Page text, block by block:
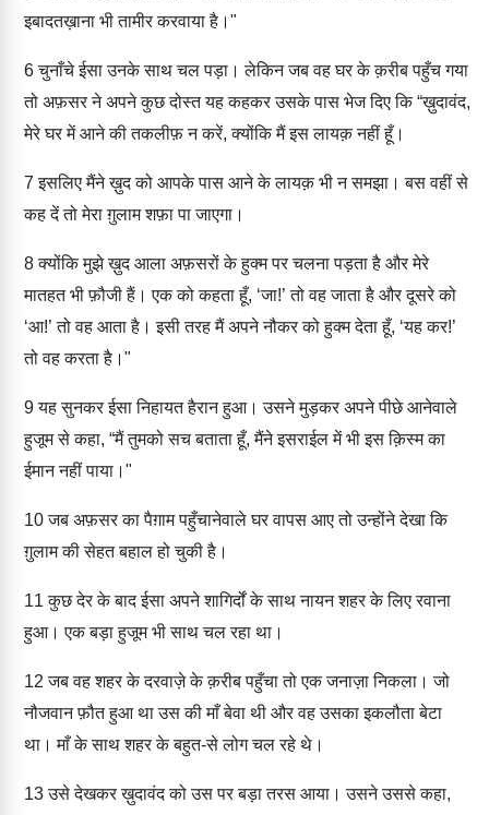
इबादतख़ाना भी तामीर करवाया है।"
6चुनाँचे ईसा उनके साथ चल पड़ा। लेकिन जब वह घर के क़रीब पहुँच गया
तो अफ़सर ने अपने कुछ दोस्त यह कहकर उसके पास भेज दिए कि “ख़ुदावंद,
मेरे घर में आने की तकलीफ़ न करें, क्योंकि मैं इस लायक़ नहीं हूँ।
7 इसलिए मैंने ख़ुद को आपके पास आने के लायक़ भी न समझा। बस वहीं से
कह दें तो मेरा ग़ुलाम शफ़ा पा जाएगा।
8क्योंकि मुझे ख़ुद आला अफ़सरों के हुक्म पर चलना पड़ता है और मेरे
मातहत भी फ़ौजी हैं। एक को कहता हूँ, ‘जा!’ तो वह जाता है और दूसरे को
‘आ!’ तो वह आता है। इसी तरह मैं अपने नौकर को हुक्म देता हूँ, ‘यह कर!’
तो वह करता है।"
9यह सुनकर ईसा निहायत हैरान हुआ। उसने मुड़कर अपने पीछे आनेवाले
हुजूम से कहा, “मैं तुमको सच बताता हूँ, मैंने इसराईल में भी इस क़िस्म का
ईमान नहीं पाया।"
10जब अफ़सर का पैग़ाम पहुँचानेवाले घर वापस आए तो उन्होंने देखा कि
ग़ुलाम की सेहत बहाल हो चुकी है।
11 कुछ देर के बाद ईसा अपने शागिर्दों के साथ नायन शहर के लिए रवाना
हुआ। एक बड़ा हुजूम भी साथ चल रहा था।
12 जब वह शहर के दरवाज़े के क़रीब पहुँचा तो एक जनाज़ा निकला। जो
नौजवान फ़ौत हुआ था उस की माँ बेवा थी और वह उसका इकलौता बेटा
था। माँ के साथ शहर के बहुत-से लोग चल रहे थे।
13उसे देखकर ख़ुदावंद को उस पर बड़ा तरस आया। उसने उससे कहा,